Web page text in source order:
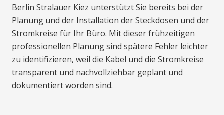
Berlin Stralauer Kiez unterstützt Sie bereits bei der
Planung und der Installation der Steckdosen und der
Stromkreise für Ihr Büro. Mit dieser frühzeitigen
professionellen Planung sind spätere Fehler leichter
zu identifizieren, weil die Kabel und die Stromkreise
transparent und nachvollziehbar geplant und
dokumentiert worden sind.